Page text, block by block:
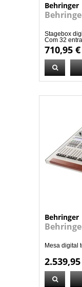
Behringer
Stagebox
Com 32
710,95 €
Behringer
Mesa digital